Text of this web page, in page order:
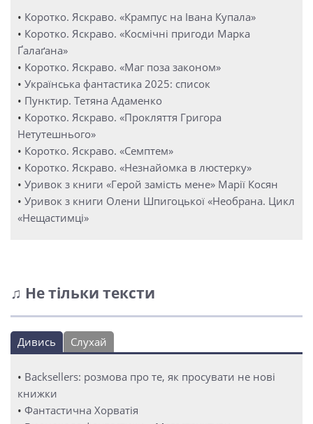
• Коротко. Яскраво. «Крампус на Івана Купала»
• Коротко. Яскраво. «Космічні пригоди Марка
Ґалаґана»
• Коротко. Яскраво. «Маг поза законом»
• Українська фантастика 2025: список
• Пунктир. Тетяна Адаменко
• Коротко. Яскраво. «Прокляття Григора
Нетутешнього»
• Коротко. Яскраво. «Семптем»
• Коротко. Яскраво. «Незнайомка в люстерку»
• Уривок з книги «Герой замість мене» Марії Косян
• Уривок з книги Олени Шпигоцької «Необрана. Цикл
«Нещастимці»
♫ Не тільки тексти
Дивись Слухай
• Backsellers: розмова про те, як просувати не нові
книжки
• Фантастична Хорватія